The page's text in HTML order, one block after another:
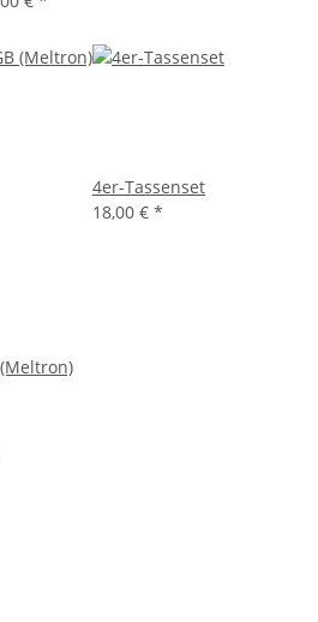
4er-Tassenset
18,00 € *